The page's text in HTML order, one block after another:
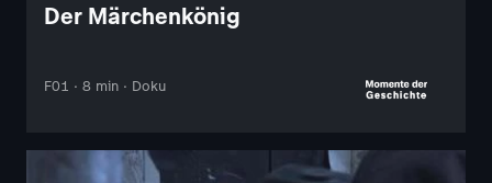
Der Märchenkönig
F01 · 8 min · Doku